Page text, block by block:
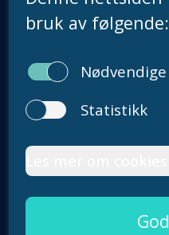
14.00
post@fender.no
Om oss
Karriere
Fenderposten
Våre bærekraftsmål